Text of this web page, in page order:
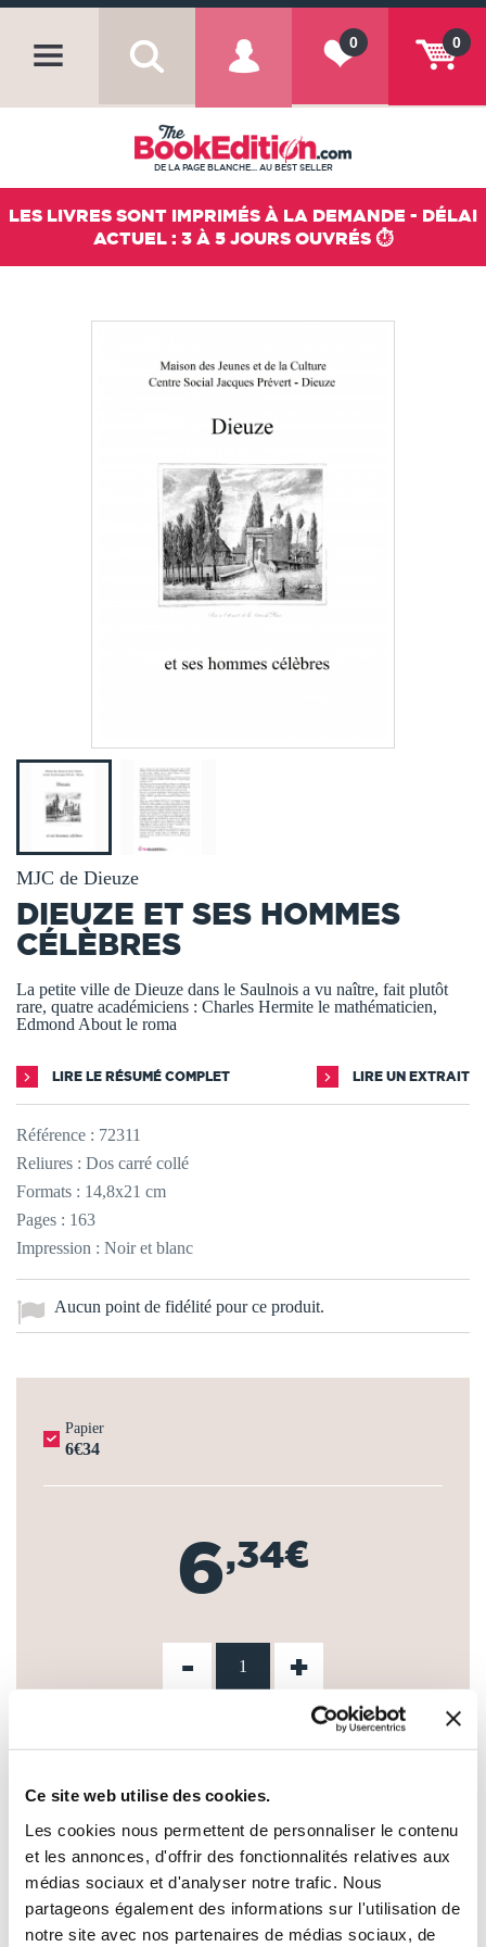
Ce site web utilise des cookies.
Les cookies nous permettent de personnaliser le contenu
et les annonces, d'offrir des fonctionnalités relatives aux
médias sociaux et d'analyser notre trafic. Nous
partageons également des informations sur l'utilisation de
notre site avec nos partenaires de médias sociaux, de
0
0
DE LA PAGE BLANCHE... AU BEST SELLER
LES LIVRES SONT IMPRIMÉS À LA DEMANDE - DÉLAI
ACTUEL : 3 À 5 JOURS OUVRÉS ⏱️
MJC de Dieuze
DIEUZE ET SES HOMMES
CÉLÈBRES
La petite ville de Dieuze dans le Saulnois a vu naître, fait plutôt
rare, quatre académiciens : Charles Hermite le mathématicien,
Edmond About le roma
LIRE LE RÉSUMÉ COMPLET LIRE UN EXTRAIT
Référence : 72311
Reliures : Dos carré collé
Formats : 14,8x21 cm
Pages : 163
Impression : Noir et blanc
Aucun point de fidélité pour ce produit.
Papier
6€34
6,34€
- +
AJOUTER À MA LISTE D'ENVIES